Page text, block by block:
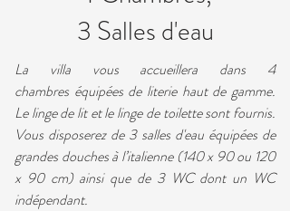
3 Salles d'eau
La villa vous accueillera dans 4
chambres équipées de literie haut de gamme.
Le linge de lit et le linge de toilette sont fournis.
Vous disposerez de 3 salles d'eau équipées de
grandes douches à l’italienne (140 x 90 ou 120
x 90 cm) ainsi que de 3 WC dont un WC
indépendant.